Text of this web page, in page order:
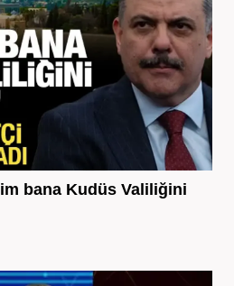
bana Kudüs Valiliğini